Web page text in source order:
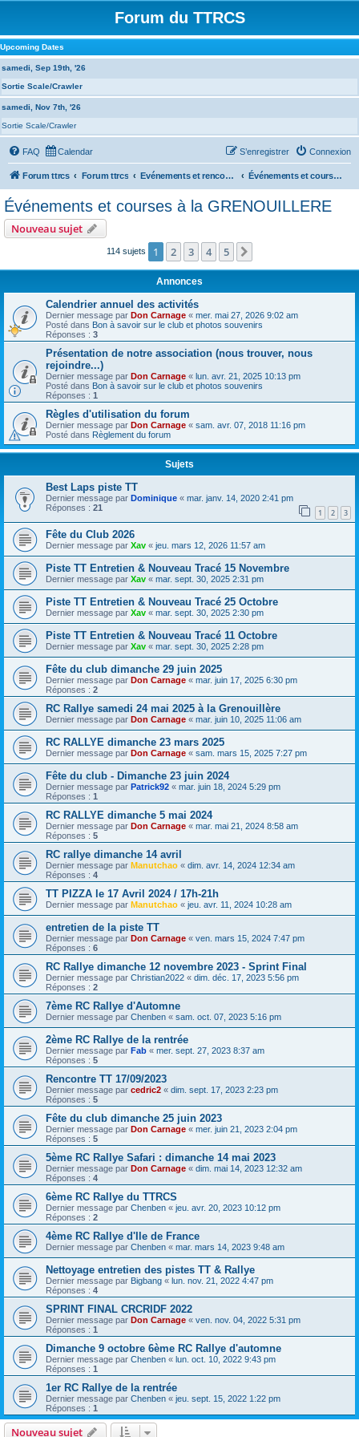
Forum du TTRCS
Upcoming Dates
samedi, Sep 19th, '26
Sortie Scale/Crawler
samedi, Nov 7th, '26
Sortie Scale/Crawler
FAQ Calendar Connexion
S’enregistrer
Forum ttrcs Forum ttrcs Evénements et rencontres Événements et courses à la GRENOUILLERE
Événements et courses à la GRENOUILLERE
Nouveau sujet
114 sujets 1 2 3 4 5
Annonces
Calendrier annuel des activités
Dernier message par Don Carnage « mer. mai 27, 2026 9:02 am
Posté dans Bon à savoir sur le club et photos souvenirs
Réponses : 3
Présentation de notre association (nous trouver, nous
rejoindre...)
Dernier message par Don Carnage « lun. avr. 21, 2025 10:13 pm
Posté dans Bon à savoir sur le club et photos souvenirs
Réponses : 1
Règles d'utilisation du forum
Dernier message par Don Carnage « sam. avr. 07, 2018 11:16 pm
Posté dans Règlement du forum
Sujets
Best Laps piste TT
Dernier message par Dominique « mar. janv. 14, 2020 2:41 pm
Réponses : 21 1 2 3
Fête du Club 2026
Dernier message par Xav « jeu. mars 12, 2026 11:57 am
Piste TT Entretien & Nouveau Tracé 15 Novembre
Dernier message par Xav « mar. sept. 30, 2025 2:31 pm
Piste TT Entretien & Nouveau Tracé 25 Octobre
Dernier message par Xav « mar. sept. 30, 2025 2:30 pm
Piste TT Entretien & Nouveau Tracé 11 Octobre
Dernier message par Xav « mar. sept. 30, 2025 2:28 pm
Fête du club dimanche 29 juin 2025
Dernier message par Don Carnage « mar. juin 17, 2025 6:30 pm
Réponses : 2
RC Rallye samedi 24 mai 2025 à la Grenouillère
Dernier message par Don Carnage « mar. juin 10, 2025 11:06 am
RC RALLYE dimanche 23 mars 2025
Dernier message par Don Carnage « sam. mars 15, 2025 7:27 pm
Fête du club - Dimanche 23 juin 2024
Dernier message par Patrick92 « mar. juin 18, 2024 5:29 pm
Réponses : 1
RC RALLYE dimanche 5 mai 2024
Dernier message par Don Carnage « mar. mai 21, 2024 8:58 am
Réponses : 5
RC rallye dimanche 14 avril
Dernier message par Manutchao « dim. avr. 14, 2024 12:34 am
Réponses : 4
TT PIZZA le 17 Avril 2024 / 17h-21h
Dernier message par Manutchao « jeu. avr. 11, 2024 10:28 am
entretien de la piste TT
Dernier message par Don Carnage « ven. mars 15, 2024 7:47 pm
Réponses : 6
RC Rallye dimanche 12 novembre 2023 - Sprint Final
Dernier message par Christian2022 « dim. déc. 17, 2023 5:56 pm
Réponses : 2
7ème RC Rallye d'Automne
Dernier message par Chenben « sam. oct. 07, 2023 5:16 pm
2ème RC Rallye de la rentrée
Dernier message par Fab « mer. sept. 27, 2023 8:37 am
Réponses : 5
Rencontre TT 17/09/2023
Dernier message par cedric2 « dim. sept. 17, 2023 2:23 pm
Réponses : 5
Fête du club dimanche 25 juin 2023
Dernier message par Don Carnage « mer. juin 21, 2023 2:04 pm
Réponses : 5
5ème RC Rallye Safari : dimanche 14 mai 2023
Dernier message par Don Carnage « dim. mai 14, 2023 12:32 am
Réponses : 4
6ème RC Rallye du TTRCS
Dernier message par Chenben « jeu. avr. 20, 2023 10:12 pm
Réponses : 2
4ème RC Rallye d'Ile de France
Dernier message par Chenben « mar. mars 14, 2023 9:48 am
Nettoyage entretien des pistes TT & Rallye
Dernier message par Bigbang « lun. nov. 21, 2022 4:47 pm
Réponses : 4
SPRINT FINAL CRCRIDF 2022
Dernier message par Don Carnage « ven. nov. 04, 2022 5:31 pm
Réponses : 1
Dimanche 9 octobre 6ème RC Rallye d'automne
Dernier message par Chenben « lun. oct. 10, 2022 9:43 pm
Réponses : 1
1er RC Rallye de la rentrée
Dernier message par Chenben « jeu. sept. 15, 2022 1:22 pm
Réponses : 1
Nouveau sujet